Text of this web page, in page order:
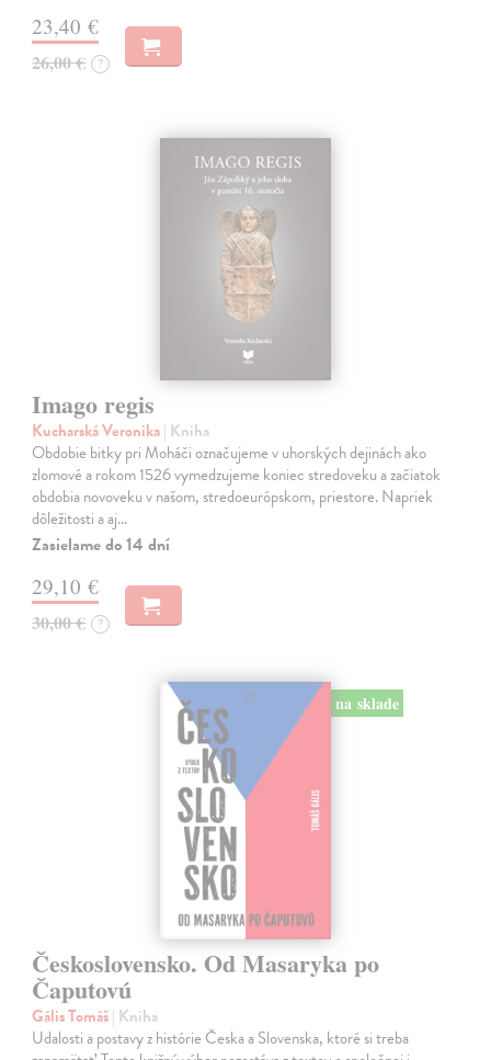
23,40 €
26,00 € ?
Imago regis
Kucharská Veronika| Kniha
Obdobie bitky pri Moháči označujeme v uhorských dejinách ako
zlomové a rokom 1526 vymedzujeme koniec stredoveku a začiatok
obdobia novoveku v našom, stredoeurópskom, priestore. Napriek
dôležitosti a aj…
Zasielame do 14 dní
29,10 €
30,00 € ?
na sklade
Československo. Od Masaryka po
Čaputovú
Gális Tomáš| Kniha
Udalosti a postavy z histórie Česka a Slovenska, ktoré si treba